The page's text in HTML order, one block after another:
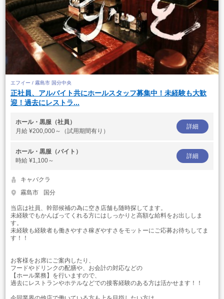
エフイー / 霧島市 国分中央
正社員、アルバイト共にホールスタッフ募集中！未経験も大歓
迎！過去にレストラ...
ホール・黒服（社員）
月給 ¥200,000～（試用期間有り）
詳細
ホール・黒服（バイト）
時給 ¥1,100～
詳細
キャバクラ
霧島市
国分
当店は社員、幹部候補の為に空き店舗も随時探してます。
未経験でもかんばってくれる方にはしっかりと高額な給料をお出ししま
す。
未経験も経験者も働きやすさ稼ぎやすさをモットーにご応募お待ちしてま
す！！
お客様をお席にご案内したり、
フードやドリンクの配膳や、お会計の対応などの
【ホール業務】を行いますので、
過去にレストランやホテルなどでの接客経験のある方は活かせます！！